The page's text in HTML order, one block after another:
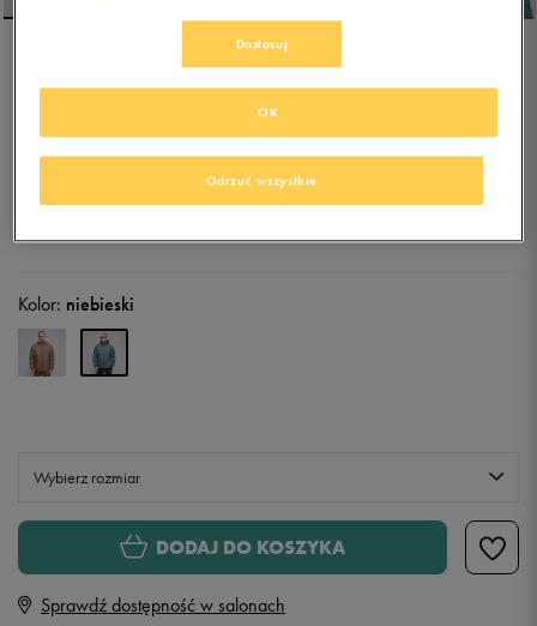
DICKIES KURTKA ZIMOWA
Kolor: niebieski
Wybierz rozmiar
M
DODAJ DO KOSZYKA
Sprawdź dostępność w salonach
Dostosuj
Odrzuć wszystkie
OK